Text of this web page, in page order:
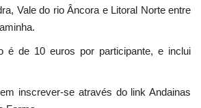
Vale do rio Âncora e Litoral Norte entre
é de 10 euros por participante, e inclui
inscrever-se através do link Andainas